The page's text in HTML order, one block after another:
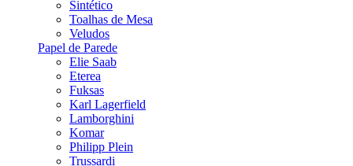
Sintético
Toalhas de Mesa
Veludos
Papel de Parede
Elie Saab
Eterea
Fuksas
Karl Lagerfield
Lamborghini
Komar
Philipp Plein
Trussardi